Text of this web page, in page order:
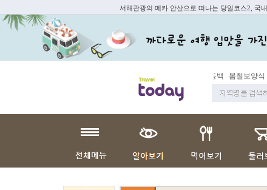
서해관광의 메카 안산으로 떠나는 당일코스2, 국
봄철보양식 지